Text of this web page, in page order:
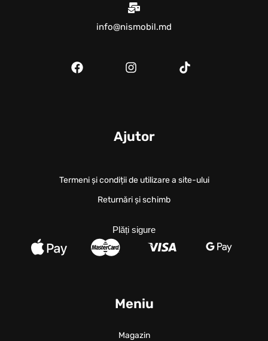
info@nismobil.md
Meniu
Magazin
Ajutor
Termeni și condiții de utilizare a site-ului
Returnări și schimb
Plăți sigure